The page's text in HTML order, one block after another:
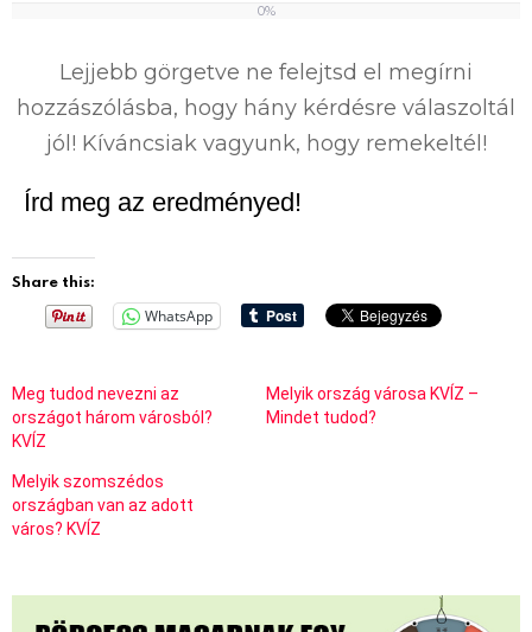
0%
Lejjebb görgetve ne felejtsd el megírni
hozzászólásba, hogy hány kérdésre válaszoltál
jól! Kíváncsiak vagyunk, hogy remekeltél!
Írd meg az eredményed!
Share this:
WhatsApp
Meg tudod nevezni az
országot három városból?
KVÍZ
Melyik ország városa KVÍZ –
Mindet tudod?
Melyik szomszédos
országban van az adott
város? KVÍZ